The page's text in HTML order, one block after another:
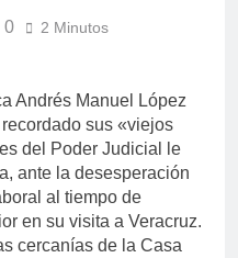
0 2 Minutos
Andrés Manuel López
sus «viejos
del Poder Judicial le
ante la desesperación
al tiempo de
en su visita a Veracruz.
cercanías de la Casa